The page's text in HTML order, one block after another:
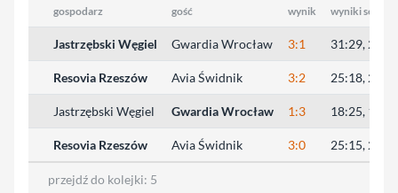
gospodarz gość wynik wyniki setów
Jastrzębski Węgiel Gwardia Wrocław 3:1 31:29,
Resovia Rzeszów Avia Świdnik 3:2 25:18,
Jastrzębski Węgiel Gwardia Wrocław 1:3 18:25,
Resovia Rzeszów Avia Świdnik 3:0 25:15,
przejdź do kolejki: 5